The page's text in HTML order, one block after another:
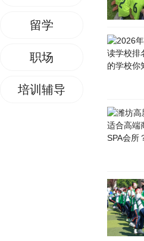
留学
职场
培训辅导